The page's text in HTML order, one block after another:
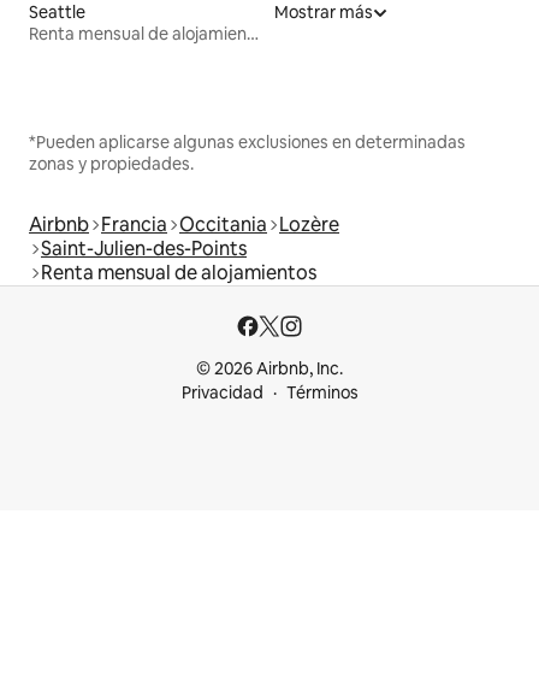
Seattle
Renta mensual de alojamientos
Mostrar más
*Pueden aplicarse algunas exclusiones en determinadas
zonas y propiedades.
Airbnb Francia Occitania Lozère
Saint-Julien-des-Points
Renta mensual de alojamientos
© 2026 Airbnb, Inc.
Privacidad
Términos